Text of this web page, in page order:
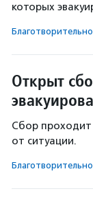
которых
Открыт
Сбор проходит
от ситуации.